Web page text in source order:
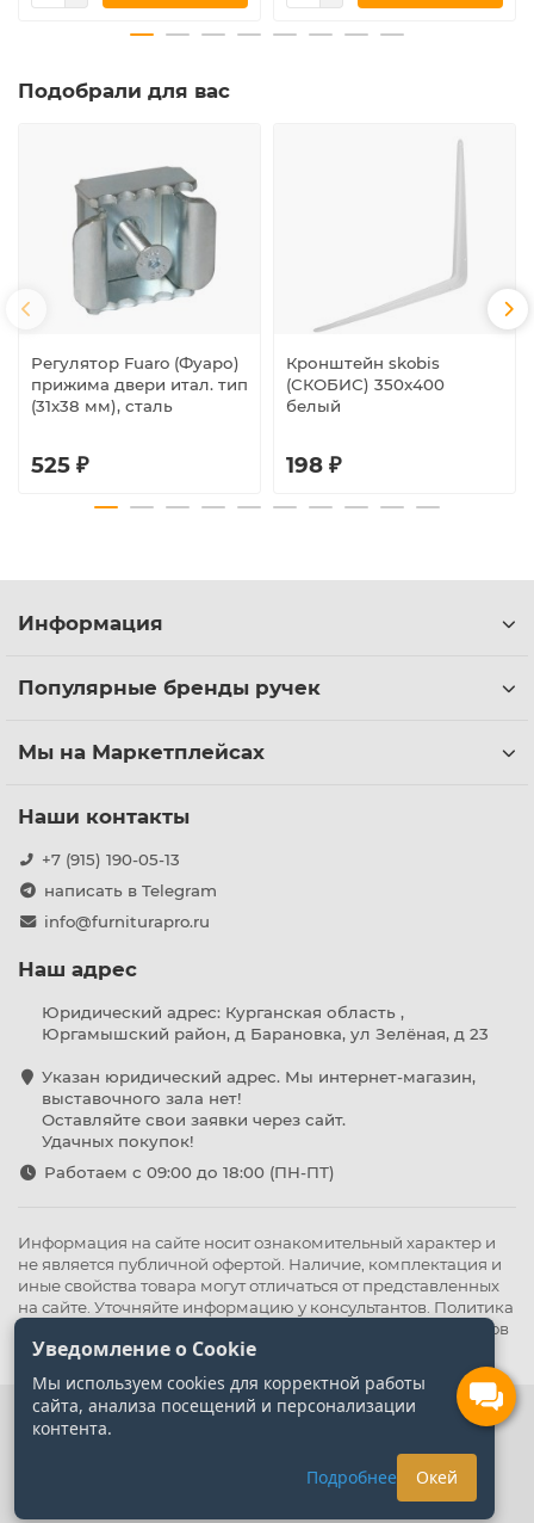
Подобрали для вас
Регулятор Fuaro (Фуаро)
прижима двери итал. тип
(31х38 мм), сталь
525 ₽
Кронштейн skobis
(СКОБИС) 350x400
белый
198 ₽
Информация
Популярные бренды ручек
Мы на Маркетплейсах
Наши контакты
+7 (915) 190-05-13
написать в Telegram
info@furniturapro.ru
Наш адрес
Юридический адрес: Курганская область ,
Юргамышский район, д Барановка, ул Зелёная, д 23
Указан юридический адрес. Мы интернет-магазин,
выставочного зала нет!
Оставляйте свои заявки через сайт.
Удачных покупок!
Работаем с 09:00 до 18:00 (ПН-ПТ)
Информация на сайте носит ознакомительный характер и
не является публичной офертой. Наличие, комплектация и
иные свойства товара могут отличаться от представленных
на сайте. Уточняйте информацию у консультантов. Политика
Политика обработки файлов
cookie
Уведомление о Cookie
Мы используем cookies для корректной работы
сайта, анализа посещений и персонализации
контента.
Подробнее Окей